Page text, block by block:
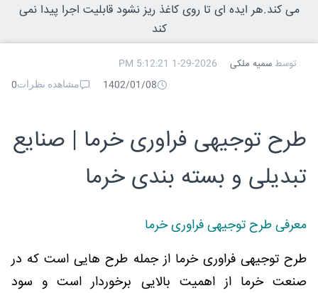
می کند.هر ایده ای تا روی کاغذ ریز نشود قابلیت اجرا پیدا نمی
کند
توسط سمیه ملکی
1-29-2026 5:12:21 PM
1402/01/08
مشاهده نظرات0
طرح توجیهی فراوری خرما | صنایع
تبدیلی و بسته بندی خرما
معرفی طرح توجیهی فراوری خرما
طرح توجیهی فراوری خرما از جمله طرح هایی است که در
صنعت خرما از اهمیت بالایی برخوردار است و سود